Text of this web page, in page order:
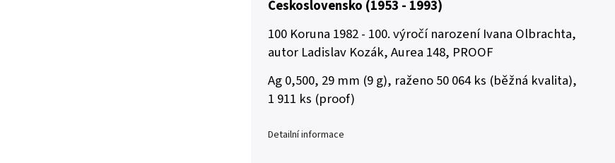
Československo (1953 - 1993)
100 Koruna 1982 - 100. výročí narození Ivana Olbrachta,
autor Ladislav Kozák, Aurea 148, PROOF
Ag 0,500, 29 mm (9 g), raženo 50 064 ks (běžná kvalita),
1 911 ks (proof)
Detailní informace